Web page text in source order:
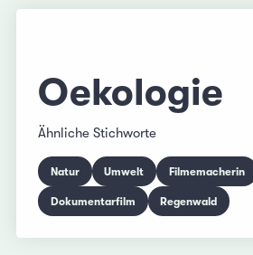
Oekologie
Ähnliche Stichworte
Natur Umwelt Filmemacherin
Dokumentarfilm Regenwald